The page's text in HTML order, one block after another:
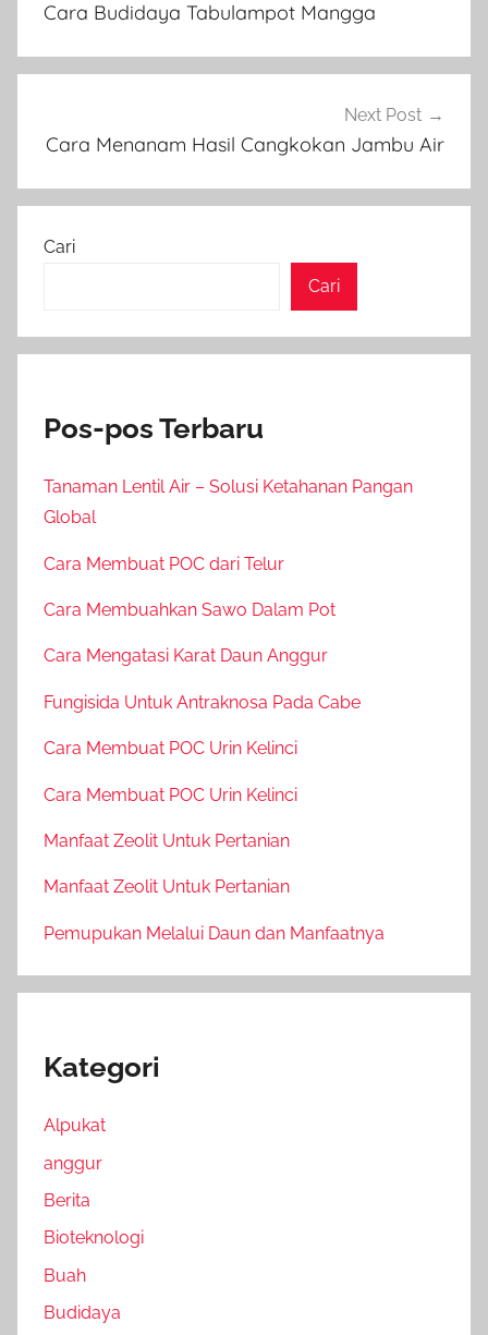
Cara Budidaya Tabulampot Mangga
Next Post
Cara Menanam Hasil Cangkokan Jambu Air
Cari
Cari
Pos-pos Terbaru
Tanaman Lentil Air – Solusi Ketahanan Pangan
Global
Cara Membuat POC dari Telur
Cara Membuahkan Sawo Dalam Pot
Cara Mengatasi Karat Daun Anggur
Fungisida Untuk Antraknosa Pada Cabe
Cara Membuat POC Urin Kelinci
Cara Membuat POC Urin Kelinci
Manfaat Zeolit Untuk Pertanian
Manfaat Zeolit Untuk Pertanian
Pemupukan Melalui Daun dan Manfaatnya
Kategori
Alpukat
anggur
Berita
Bioteknologi
Buah
Budidaya